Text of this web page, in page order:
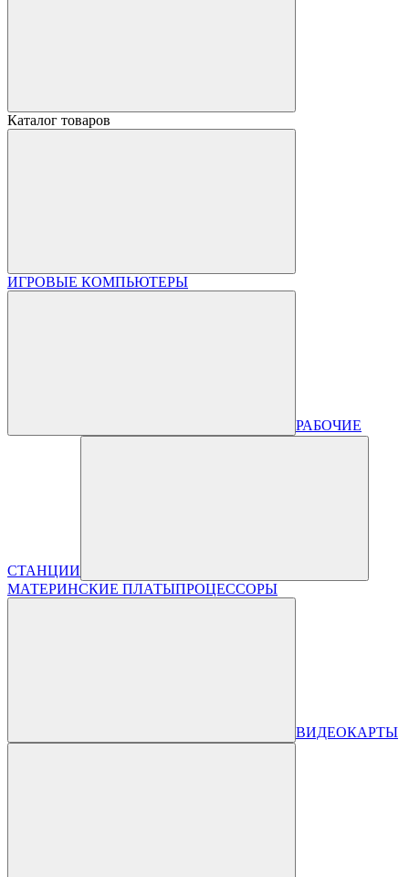
Каталог товаров
ИГРОВЫЕ КОМПЬЮТЕРЫ
РАБОЧИЕ
СТАНЦИИ
МАТЕРИНСКИЕ ПЛАТЫПРОЦЕССОРЫ
ВИДЕОКАРТЫ